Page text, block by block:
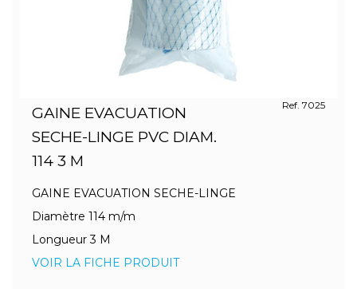
GAINE EVACUATION
SECHE-LINGE PVC DIAM.
114 3 M
Ref. 7025
GAINE EVACUATION SECHE-LINGE
Diamètre 114 m/m
Longueur 3 M
VOIR LA FICHE PRODUIT